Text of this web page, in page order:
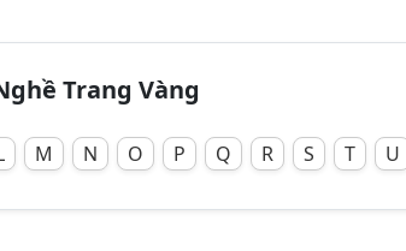
Trang Vàng
M N O P Q R S T U